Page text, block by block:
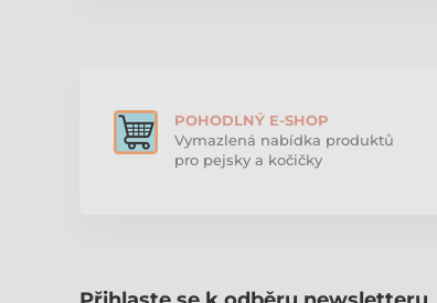
POHODLNÝ E-SHOP
Vymazlená nabídka produktů
pro pejsky a kočičky